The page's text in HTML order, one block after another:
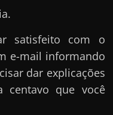
satisfeito com o
e-mail informando
dar explicações
centavo que você